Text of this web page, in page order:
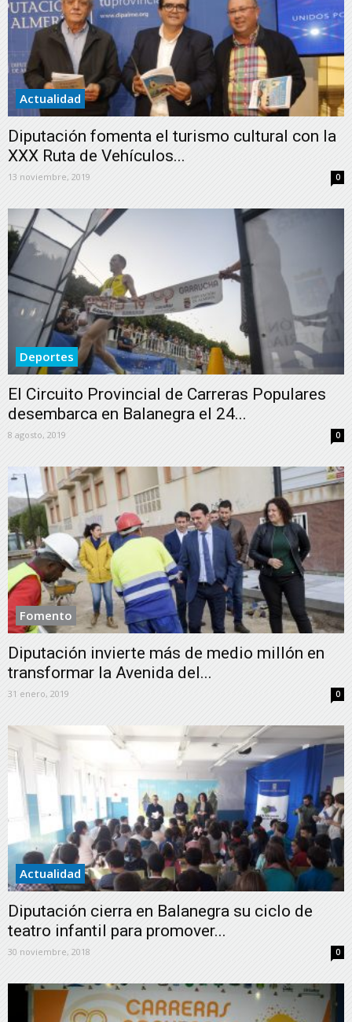
Actualidad
Diputación fomenta el turismo cultural con la
XXX Ruta de Vehículos...
13 noviembre, 2019 0
Deportes
El Circuito Provincial de Carreras Populares
desembarca en Balanegra el 24...
8 agosto, 2019 0
Fomento
Diputación invierte más de medio millón en
transformar la Avenida del...
31 enero, 2019 0
Actualidad
Diputación cierra en Balanegra su ciclo de
teatro infantil para promover...
30 noviembre, 2018 0